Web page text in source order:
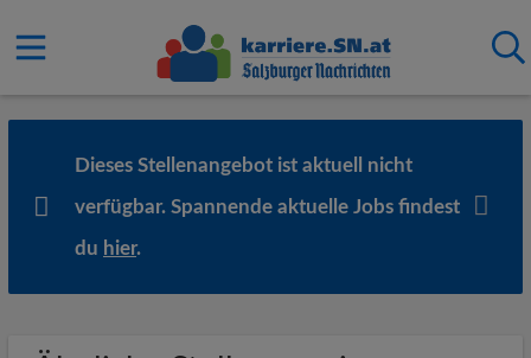
Dieses Stellenangebot ist aktuell nicht
verfügbar. Spannende aktuelle Jobs findest
du hier.